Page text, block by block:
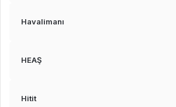
Havalimanı
HEAŞ
Hitit